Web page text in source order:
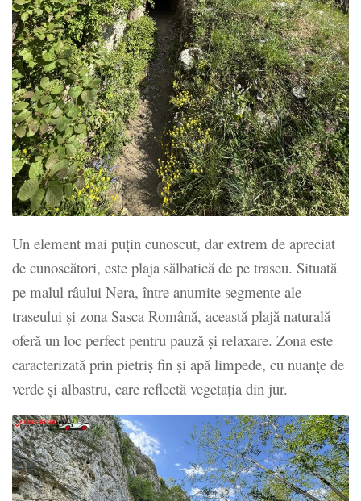
Un element mai puțin cunoscut, dar extrem de apreciat
de cunoscători, este plaja sălbatică de pe traseu. Situată
pe malul râului Nera, între anumite segmente ale
traseului și zona Sasca Română, această plajă naturală
oferă un loc perfect pentru pauză și relaxare. Zona este
caracterizată prin pietriș fin și apă limpede, cu nuanțe de
verde și albastru, care reflectă vegetația din jur.